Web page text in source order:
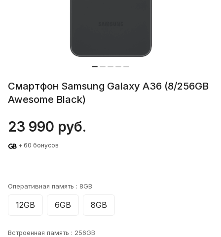
Смартфон Samsung Galaxy A36 (8/256GB
Awesome Black)
23 990 руб.
+ 60 бонусов
Оперативная память : 8GB
12GB 6GB 8GB
Встроенная память : 256GB